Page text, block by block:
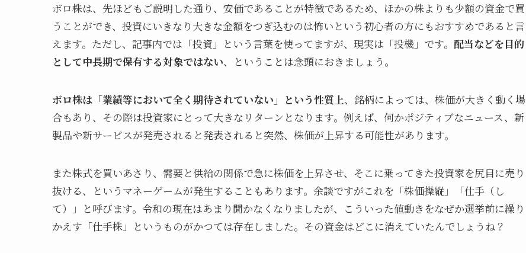
ボロ株は、先ほどもご説明した通り、安価であることが特徴であるため、ほかの株よりも少額の資金で買
うことができ、投資にいきなり大きな金額をつぎ込むのは怖いという初心者の方にもおすすめであると言
えます。ただし、記事内では「投資」という言葉を使ってますが、現実は「投機」です。 配当などを目的
として中長期で保有する対象ではない、ということは念頭におきましょう。
ボロ株は「業績等において全く期待されていない」という性質上、銘柄によっては、株価が大きく動く場
合もあり、その際は投資家にとって大きなリターンとなります。例えば、何かポジティブなニュース、新
製品や新サービスが発売されると発表されると突然、株価が上昇する可能性があります。
また株式を買いあさり、需要と供給の関係で急に株価を上昇させ、そこに乗ってきた投資家を尻目に売り
抜ける、というマネーゲームが発生することもあります。余談ですがこれを「株価操縦」「仕手（し
て）」と呼びます。令和の現在はあまり聞かなくなりましたが、こういった値動きをなぜか選挙前に繰り
かえす「仕手株」というものがかつては存在しました。その資金はどこに消えていたんでしょうね？